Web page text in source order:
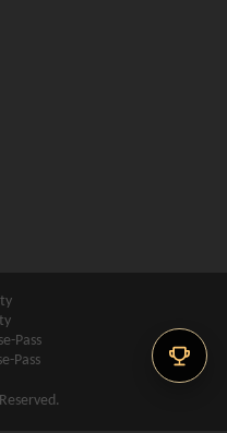
Pass
Pass